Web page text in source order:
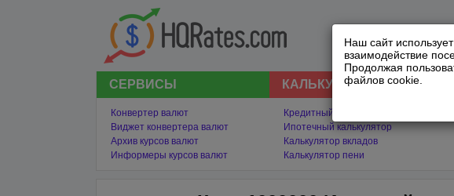
Наш сайт
взаимодействие
Продолжая
файлов cookie.
СЕРВИСЫ
Конвертер валют
Виджет конвертера валют
Архив курсов валют
Информеры курсов валют
КАЛЬКУЛЯТОРЫ
Кредитный калькулятор
Ипотечный калькулятор
Калькулятор вкладов
Калькулятор пени